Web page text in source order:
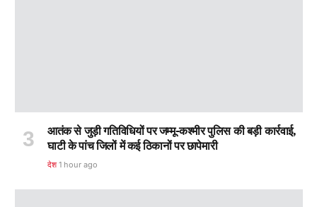
आतंक से जुड़ी गतिविधियों पर जम्मू-कश्मीर पुलिस की बड़ी कार्रवाई,
घाटी के पांच जिलों में कई ठिकानों पर छापेमारी
देश 1 hour ago